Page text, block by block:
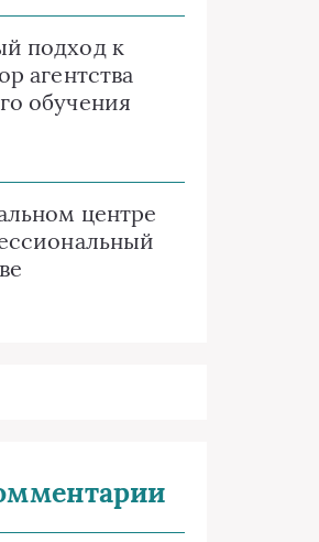
подход к
агентства
обучения
центре